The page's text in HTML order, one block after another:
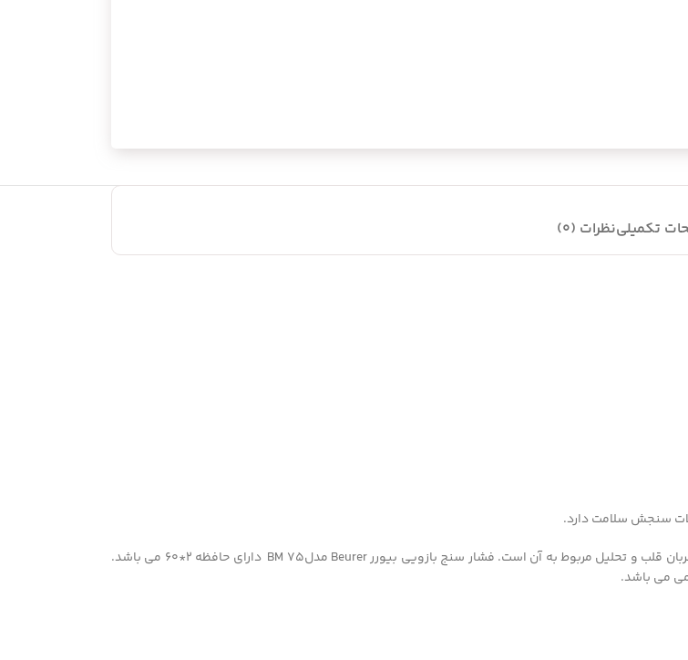
تکمیلینظرات (0)
فشار سنج بازویی بیورر مدلBM 75 محصولی کاربردی برای اندازه گیری فشارخون و داده هایی مثل ضربان قلب و تحلیل مربوط به آن است. فشار سنج بازویی بیورر Beurer مدلBM 75 دارای حافظه 2*60 می باشد.